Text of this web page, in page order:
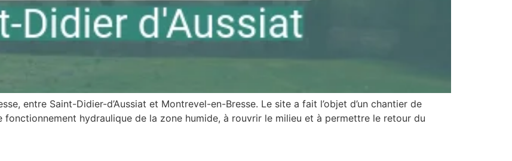
entre Saint-Didier-d’Aussiat et Montrevel-en-Bresse. Le site a fait l’objet d’un chantier de
hydraulique de la zone humide, à rouvrir le milieu et à permettre le retour du